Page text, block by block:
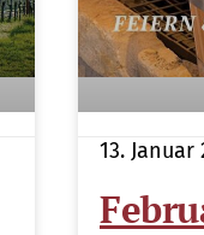
13. Januar